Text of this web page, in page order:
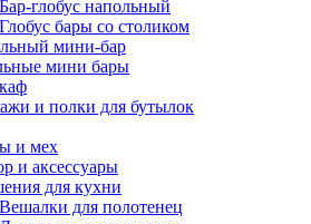
Бар-глобус напольный
Глобус бары со столиком
мини-бар
мини бары
и полки для бутылок
и мех
и аксессуары
для кухни
Вешалки для полотенец